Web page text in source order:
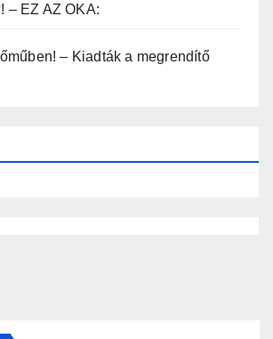
– EZ AZ OKA:
– Kiadták a megrendítő